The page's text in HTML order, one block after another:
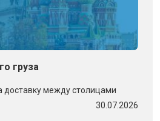
груза
доставку между столицами
30.07.2026